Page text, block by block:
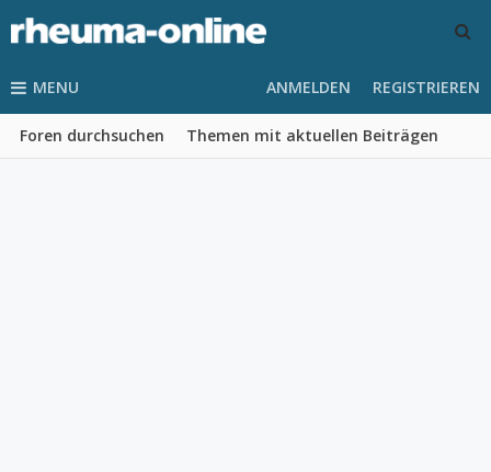
MENU
Foren durchsuchen Themen mit aktuellen Beiträgen
ANMELDEN REGISTRIEREN